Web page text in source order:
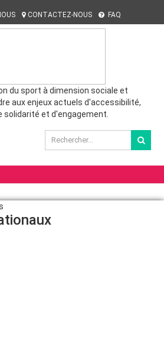
CONTACTEZ-NOUS FAQ
du sport à dimension sociale et
aux enjeux actuels d'accessibilité,
solidarité et d'engagement.